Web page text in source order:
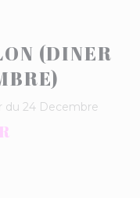
(DINER
du 24 Decembre